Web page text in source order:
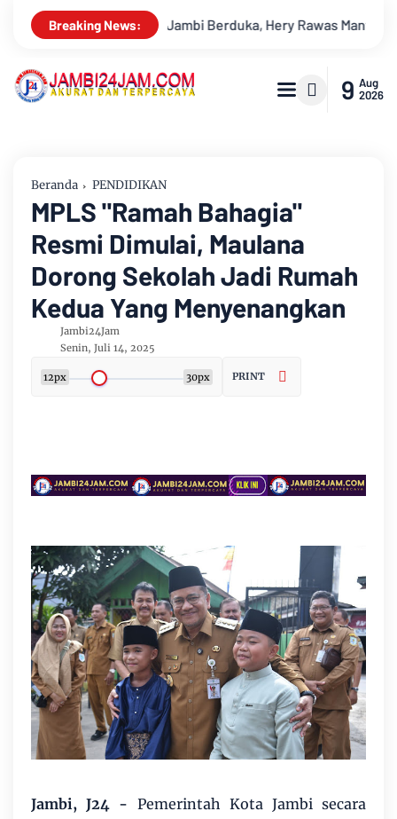
Breaking News:
Rawas Mantan Sekretaris PWI Jambi Tutup Usia
9 Aug
2026
Beranda PENDIDIKAN
MPLS "Ramah Bahagia"
Resmi Dimulai, Maulana
Dorong Sekolah Jadi Rumah
Kedua Yang Menyenangkan
Jambi24Jam
Senin, Juli 14, 2025
12px 30px PRINT
Jambi, J24 - Pemerintah Kota Jambi secara